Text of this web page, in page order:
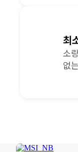
최
소
없